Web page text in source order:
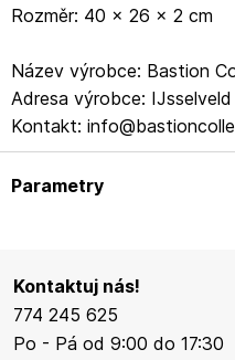
Rozměr: 40 x 26 x 2 cm
Název výrobce: Bastion
Adresa výrobce:
Kontakt:
Parametry
Kontaktuj nás!
774 245 625
Po - Pá od 9:00 do 17:30